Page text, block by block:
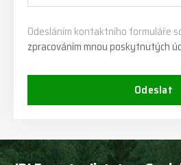
Odesláním kontaktního formuláře
zpracováním mnou poskytnutých
Odeslat